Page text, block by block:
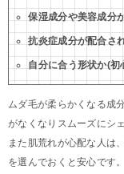
保湿成分や美容成分
抗炎症成分が配合さ
自分に合う形状か(
ムダ毛が柔らかくなる成
がなくなりスムーズにシ
また肌荒れが心配な人は
を選んでおくと安心です。